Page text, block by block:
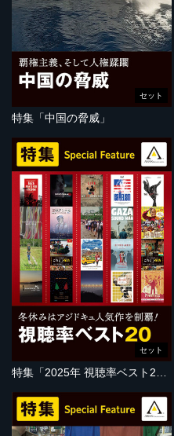
セット
特集「中国の脅威」
セット
特集「2025年 視聴率ベスト20」